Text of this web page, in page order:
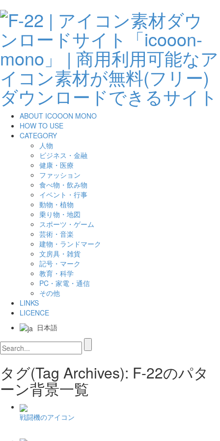
ABOUT ICOOON MONO
HOW TO USE
CATEGORY
人物
ビジネス・金融
健康・医療
ファッション
食べ物・飲み物
イベント・行事
動物・植物
乗り物・地図
スポーツ・ゲーム
芸術・音楽
建物・ランドマーク
文房具・雑貨
記号・マーク
教育・科学
PC・家電・通信
その他
LINKS
LICENCE
日本語
タグ(Tag Archives): F-22のパタ
ーン背景一覧
戦闘機のアイコン